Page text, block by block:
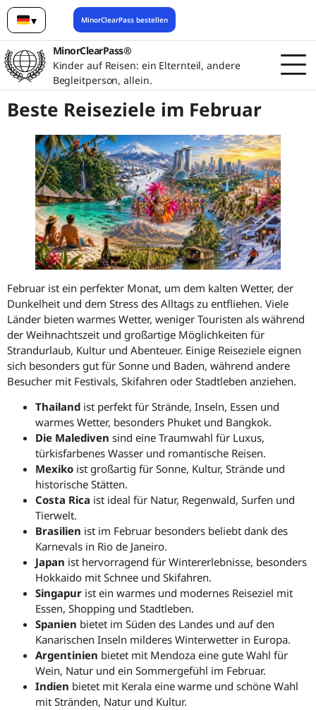
▾
Deutsch
MinorClearPass bestellen
MinorClearPass®
Kinder auf Reisen: ein Elternteil, andere
Begleitperson, allein.
Beste Reiseziele im Februar
Februar ist ein perfekter Monat, um dem kalten Wetter, der
Dunkelheit und dem Stress des Alltags zu entfliehen. Viele
Länder bieten warmes Wetter, weniger Touristen als während
der Weihnachtszeit und großartige Möglichkeiten für
Strandurlaub, Kultur und Abenteuer. Einige Reiseziele eignen
sich besonders gut für Sonne und Baden, während andere
Besucher mit Festivals, Skifahren oder Stadtleben anziehen.
Thailand ist perfekt für Strände, Inseln, Essen und
warmes Wetter, besonders Phuket und Bangkok.
Die Malediven sind eine Traumwahl für Luxus,
türkisfarbenes Wasser und romantische Reisen.
Mexiko ist großartig für Sonne, Kultur, Strände und
historische Stätten.
Costa Rica ist ideal für Natur, Regenwald, Surfen und
Tierwelt.
Brasilien ist im Februar besonders beliebt dank des
Karnevals in Rio de Janeiro.
Japan ist hervorragend für Wintererlebnisse, besonders
Hokkaido mit Schnee und Skifahren.
Singapur ist ein warmes und modernes Reiseziel mit
Essen, Shopping und Stadtleben.
Spanien bietet im Süden des Landes und auf den
Kanarischen Inseln milderes Winterwetter in Europa.
Argentinien bietet mit Mendoza eine gute Wahl für
Wein, Natur und ein Sommergefühl im Februar.
Indien bietet mit Kerala eine warme und schöne Wahl
mit Stränden, Natur und Kultur.